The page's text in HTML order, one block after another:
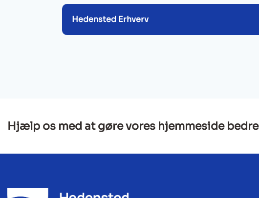
Hedensted Erhverv
Hjælp os med at gøre vores hjemmeside bedre